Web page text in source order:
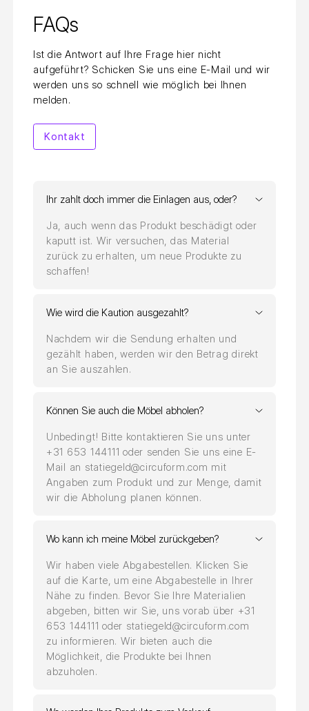
FAQs
Ist die Antwort auf Ihre Frage hier nicht
aufgeführt? Schicken Sie uns eine E-Mail und wir
werden uns so schnell wie möglich bei Ihnen
melden.
Kontakt
Ihr zahlt doch immer die Einlagen aus, oder?
Ja, auch wenn das Produkt beschädigt oder
kaputt ist. Wir versuchen, das Material
zurück zu erhalten, um neue Produkte zu
schaffen!
Wie wird die Kaution ausgezahlt?
Nachdem wir die Sendung erhalten und
gezählt haben, werden wir den Betrag direkt
an Sie auszahlen.
Können Sie auch die Möbel abholen?
Unbedingt! Bitte kontaktieren Sie uns unter
+31 653 144111 oder senden Sie uns eine E-
Mail an statiegeld@circuform.com mit
Angaben zum Produkt und zur Menge, damit
wir die Abholung planen können.
Wo kann ich meine Möbel zurückgeben?
Wir haben viele Abgabestellen. Klicken Sie
auf die Karte, um eine Abgabestelle in Ihrer
Nähe zu finden. Bevor Sie Ihre Materialien
abgeben, bitten wir Sie, uns vorab über +31
653 144111 oder statiegeld@circuform.com
zu informieren. Wir bieten auch die
Möglichkeit, die Produkte bei Ihnen
abzuholen.